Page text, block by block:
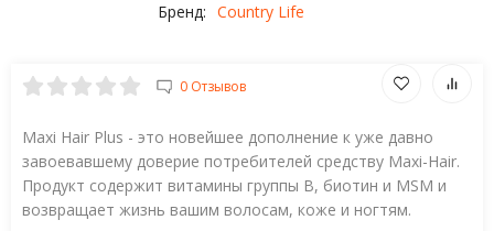
Бренд: Country Life
0 Отзывов
Maxi Hair Plus - это новейшее дополнение к уже давно
завоевавшему доверие потребителей средству Maxi-Hair.
Продукт содержит витамины группы B, биотин и MSM и
возвращает жизнь вашим волосам, коже и ногтям.